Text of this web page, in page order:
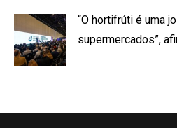
“O hortifrúti é uma
supermercados”,